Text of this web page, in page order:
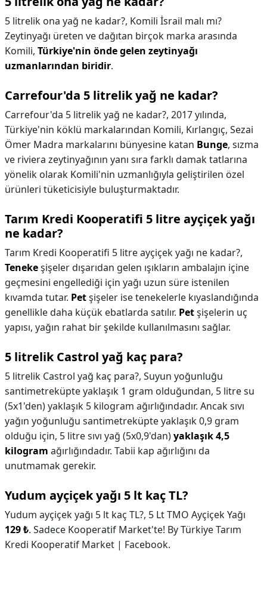
5 litrelik ona yağ ne kadar?, Komili İsrail malı mı?
Zeytinyağı üreten ve dağıtan birçok marka arasında
Komili, Türkiye'nin önde gelen zeytinyağı
uzmanlarından biridir.
Carrefour'da 5 litrelik yağ ne kadar?
Carrefour'da 5 litrelik yağ ne kadar?, 2017 yılında,
Türkiye'nin köklü markalarından Komili, Kırlangıç, Sezai
Ömer Madra markalarını bünyesine katan Bunge, sızma
ve riviera zeytinyağının yanı sıra farklı damak tatlarına
yönelik olarak Komili'nin uzmanlığıyla geliştirilen özel
ürünleri tüketicisiyle buluşturmaktadır.
Tarım Kredi Kooperatifi 5 litre ayçiçek yağı
ne kadar?
Tarım Kredi Kooperatifi 5 litre ayçiçek yağı ne kadar?,
Tenekeşişeler dışarıdan gelen ışıkların ambalajın içine
geçmesini engellediği için yağı uzun süre istenilen
kıvamda tutar. Petşişeler ise tenekelerle kıyaslandığında
genellikle daha küçük ebatlarda satılır. Petşişelerin uç
yapısı, yağın rahat bir şekilde kullanılmasını sağlar.
5 litrelik Castrol yağ kaç para?
5 litrelik Castrol yağ kaç para?, Suyun yoğunluğu
santimetreküpte yaklaşık 1 gram olduğundan, 5 litre su
(5x1'den) yaklaşık 5 kilogram ağırlığındadır. Ancak sıvı
yağın yoğunluğu santimetreküpte yaklaşık 0,9 gram
olduğu için, 5 litre sıvı yağ (5x0,9'dan)yaklaşık 4,5
kilogram ağırlığındadır. Tabii kap ağırlığını da
unutmamak gerekir.
Yudum ayçiçek yağı 5 lt kaç TL?
Yudum ayçiçek yağı 5 lt kaç TL?, 5 Lt TMO Ayçiçek Yağı
129 ₺. Sadece Kooperatif Market'te! By Türkiye Tarım
Kredi Kooperatif Market | Facebook.